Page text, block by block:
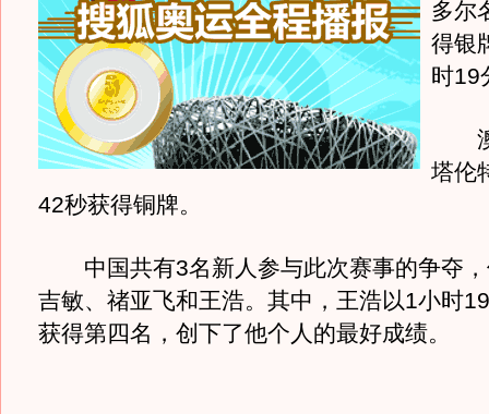
多尔
得银
时19
澳
塔伦
42秒获得铜牌。
中国共有3名新人参与此次赛事的争夺，
吉敏、禇亚飞和王浩。其中，王浩以1小时
获得第四名，创下了他个人的最好成绩。